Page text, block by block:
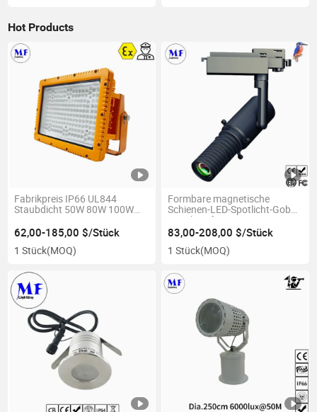
Hot Products
Fabrikpreis IP66 UL844
Staubdicht 50W 80W 100W
Explosionsgeschützt
Explosionssichere LED-
Flutlicht für Atex
62,00-185,00 $/Stück
1 Stück(MOQ)
Formbare magnetische
Schienen-LED-Spotlicht-Gobo-
Projektor für
Kunstsammlungen, temporäre
Kunstausstellungen,
Kunstwerk-
Beleuchtung von
Kunstgalerien
83,00-208,00 $/Stück
1 Stück(MOQ)